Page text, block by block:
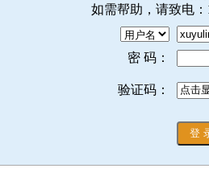
如需帮助，请致电：
密 码：
验证码：